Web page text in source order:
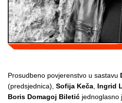
Prosudbeno povjerenstvo u sastavu
(predsjednica), Sofija Keča Ingrid
Boris Domagoj Biletić jednoglasno